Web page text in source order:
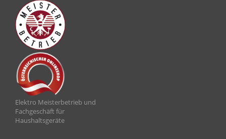
Elektro Meisterbetrieb und
Fachgeschäft für
Haushaltsgeräte